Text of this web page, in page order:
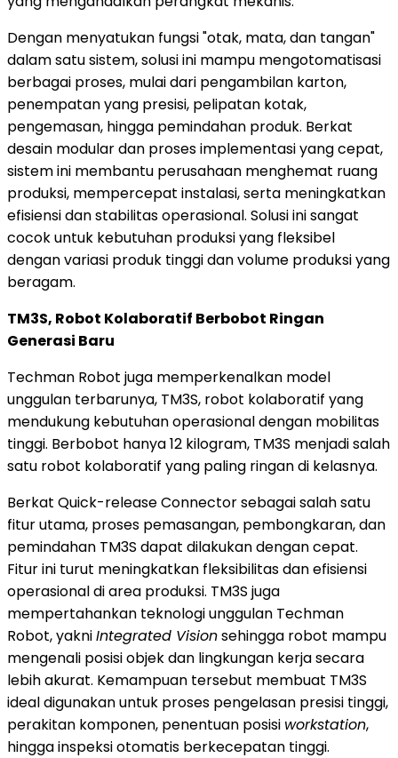
Dengan menyatukan fungsi "otak, mata, dan tangan"
dalam satu sistem, solusi ini mampu mengotomatisasi
berbagai proses, mulai dari pengambilan karton,
penempatan yang presisi, pelipatan kotak,
pengemasan, hingga pemindahan produk. Berkat
desain modular dan proses implementasi yang cepat,
sistem ini membantu perusahaan menghemat ruang
produksi, mempercepat instalasi, serta meningkatkan
efisiensi dan stabilitas operasional. Solusi ini sangat
cocok untuk kebutuhan produksi yang fleksibel
dengan variasi produk tinggi dan volume produksi yang
beragam.
TM3S, Robot Kolaboratif Berbobot Ringan
Generasi Baru
Techman Robot juga memperkenalkan model
unggulan terbarunya, TM3S, robot kolaboratif yang
mendukung kebutuhan operasional dengan mobilitas
tinggi. Berbobot hanya 12 kilogram, TM3S menjadi salah
satu robot kolaboratif yang paling ringan di kelasnya.
Berkat Quick-release Connector sebagai salah satu
fitur utama, proses pemasangan, pembongkaran, dan
pemindahan TM3S dapat dilakukan dengan cepat.
Fitur ini turut meningkatkan fleksibilitas dan efisiensi
operasional di area produksi. TM3S juga
mempertahankan teknologi unggulan Techman
Robot, yakniIntegrated Visionsehingga robot mampu
mengenali posisi objek dan lingkungan kerja secara
lebih akurat. Kemampuan tersebut membuat TM3S
ideal digunakan untuk proses pengelasan presisi tinggi,
perakitan komponen, penentuan posisi workstation,
hingga inspeksi otomatis berkecepatan tinggi.